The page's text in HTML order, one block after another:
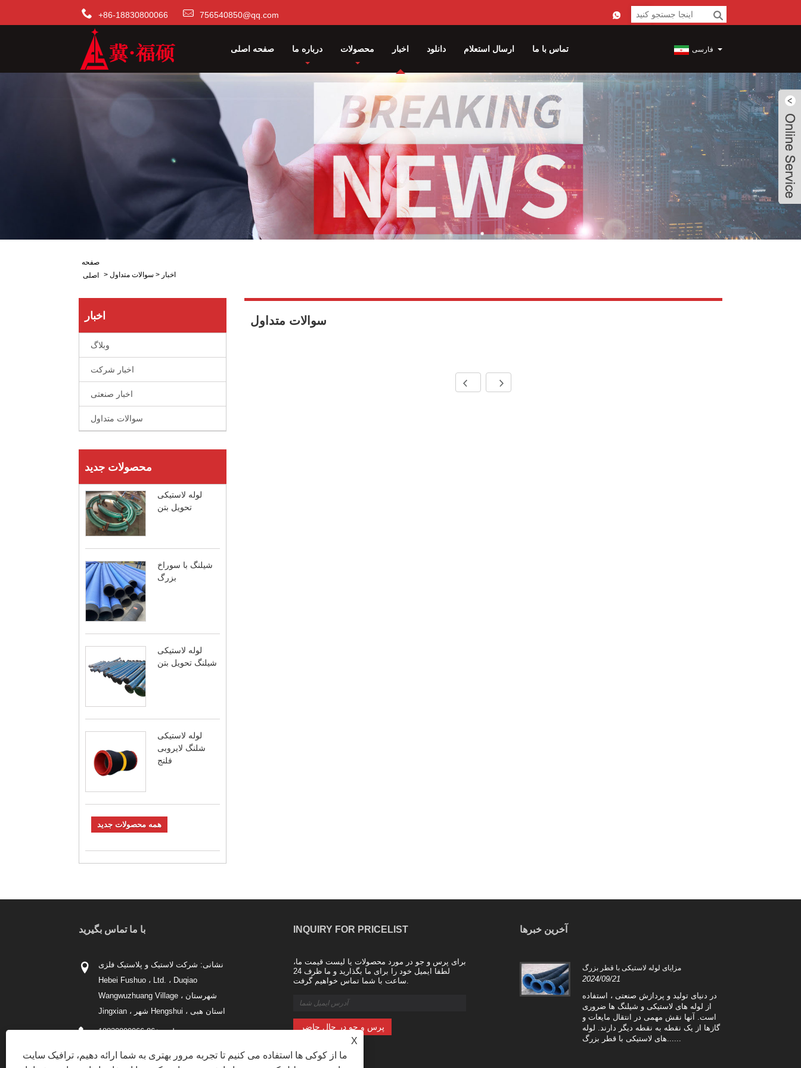
+86-18830800066 756540850@qq.com
صفحه اصلی درباره ما محصولات اخبار دانلود ارسال استعلام تماس با ما فارسی
صفحه
اصلی
> اخبار > سوالات متداول
اخبار
وبلاگ
اخبار شرکت
اخبار صنعتی
سوالات متداول
محصولات جدید
لوله لاستیکی
تحویل بتن
شیلنگ با سوراخ
بزرگ
لوله لاستیکی
شیلنگ تحویل بتن
لوله لاستیکی
شلنگ لایروبی
فلنج
همه محصولات جدید
سوالات متداول
با ما تماس بگیرید
نشانی: شرکت لاستیک و پلاستیک فلزی
Hebei Fushuo ، Ltd. ، Duqiao
Wangwuzhuang Village ، شهرستان
Jingxian ، شهر Hengshui ، استان هبی
تلفن:+86-18830800066
تلفن:
INQUIRY FOR PRICELIST
برای پرس و جو در مورد محصولات یا لیست قیمت ما،
لطفا ایمیل خود را برای ما بگذارید و ما ظرف 24
ساعت با شما تماس خواهیم گرفت.
آخرین خبرها
مزایای اتصال نرم لاستیکی
2024/02/20
اتصال است که از لاستیک ساخته می شود و
برای اتصال دو لوله یا جزء به یکدیگر
مزایای لوله لاستیکی با قطر بزرگ
2024/09/21
در دنیای تولید و پردازش صنعتی ، استفاده
از لوله های لاستیکی و شیلنگ ها ضروری
است. آنها نقش مهمی در انتقال مایعات و
گازها از یک نقطه به نقطه دیگر دارند. لوله
های لاستیکی با قطر بزرگ......
X
ما از کوکی ها استفاده می کنیم تا تجربه مرور بهتری به شما ارائه دهیم، ترافیک سایت